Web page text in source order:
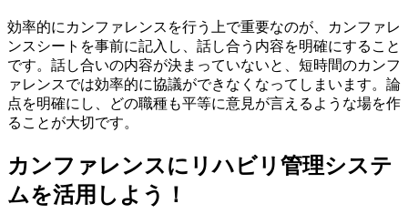
効率的にカンファレンスを行う上で重要なのが、カンファレ
ンスシートを事前に記入し、話し合う内容を明確にすること
です。話し合いの内容が決まっていないと、短時間のカンフ
ァレンスでは効率的に協議ができなくなってしまいます。論
点を明確にし、どの職種も平等に意見が言えるような場を作
ることが大切です。
カンファレンスにリハビリ管理システ
ムを活用しよう！